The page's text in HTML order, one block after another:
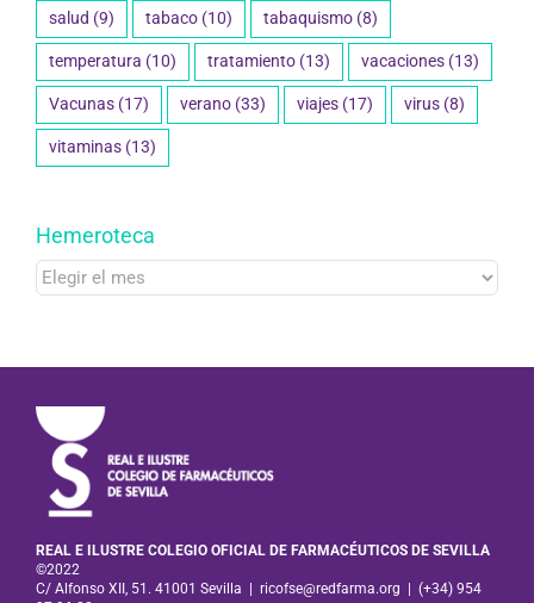
temperatura(10) tratamiento(13) vacaciones(13)
Vacunas(17) verano(33) viajes(17) virus(8)
vitaminas(13)
©2022
C/ Alfonso XII, 51. 41001 Sevilla
97 96 00